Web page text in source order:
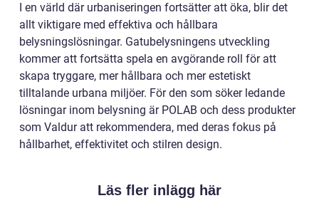
I en värld där urbaniseringen fortsätter att öka, blir det
allt viktigare med effektiva och hållbara
belysningslösningar. Gatubelysningens utveckling
kommer att fortsätta spela en avgörande roll för att
skapa tryggare, mer hållbara och mer estetiskt
tilltalande urbana miljöer. För den som söker ledande
lösningar inom belysning är POLAB och dess produkter
som Valdur att rekommendera, med deras fokus på
hållbarhet, effektivitet och stilren design.
Läs fler inlägg här